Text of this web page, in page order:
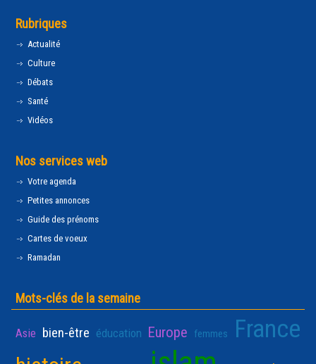
Rubriques
Actualité
Culture
Débats
Santé
Vidéos
Nos services web
Votre agenda
Petites annonces
Guide des prénoms
Cartes de voeux
Ramadan
Mots-clés de la semaine
Asie bien-être éducation Europe femmes France